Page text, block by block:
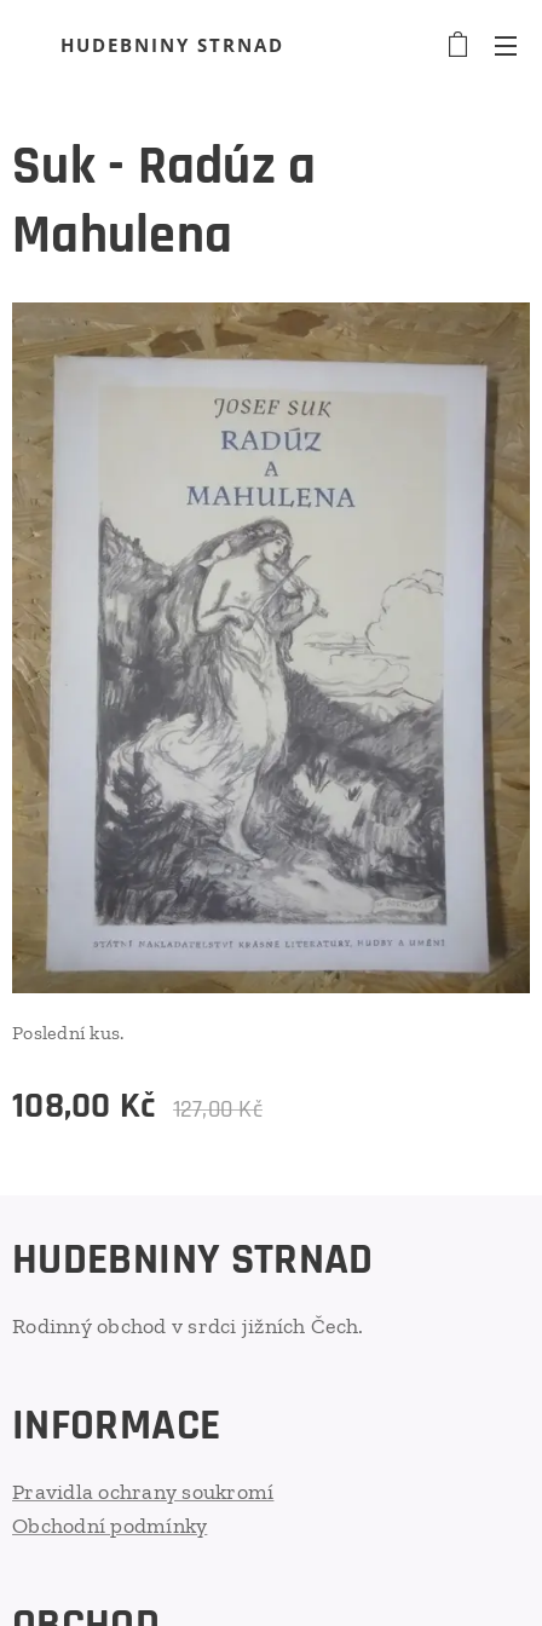
HUDEBNINY STRNAD
Suk - Radúz a
Mahulena
Poslední kus.
108,00 Kč 127,00Kč
HUDEBNINY STRNAD
Rodinný obchod v srdci jižních Čech.
INFORMACE
Pravidla ochrany soukromí
Obchodní podmínky